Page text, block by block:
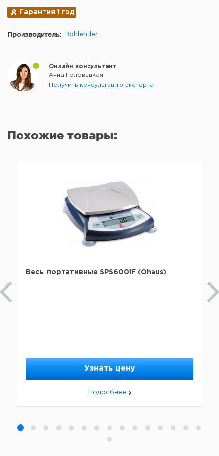
Гарантия 1 год
Производитель: Bohlender
Онлайн консультант
Анна Головацкая
Получить консультацию эксперта
Похожие товары:
Весы портативные SPS6001F (Ohaus)
Узнать цену
Подробнее